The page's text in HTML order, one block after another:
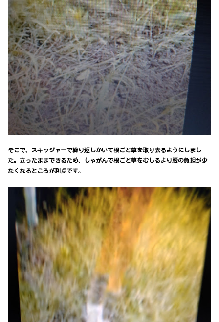
そこで、スキッジャーで繰り返しかいて根ごと草を取り去るようにしまし
た。立ったままできるため、しゃがんで根ごと草をむしるより腰の負担が少
なくなるところが利点です。